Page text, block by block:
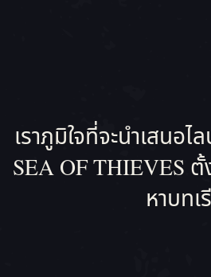
เราภูมิใจที่จะนำเสน
SEA OF THIEVES
หาบท